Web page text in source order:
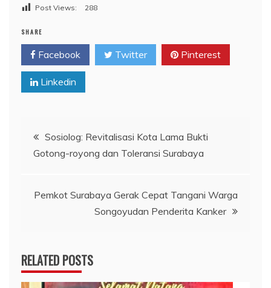
Post Views: 288
SHARE
Facebook Twitter Pinterest
Linkedin
Navigasi
pos
Sosiolog: Revitalisasi Kota Lama Bukti
Gotong-royong dan Toleransi Surabaya
Pemkot Surabaya Gerak Cepat Tangani Warga
Songoyudan Penderita Kanker
RELATED POSTS